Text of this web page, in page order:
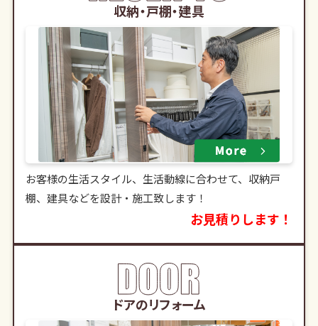
収納・戸棚・建具
お客様の生活スタイル、生活動線に合わせて、収納戸
棚、建具などを設計・施工致します！
お見積りします！
ドアのリフォーム